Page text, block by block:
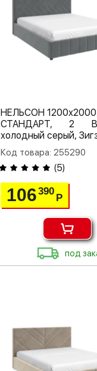
НЕЛЬСОН
СТАНДАРТ, 2
холодный серый,
Код товара: 255290
(5)
106390
Р
под